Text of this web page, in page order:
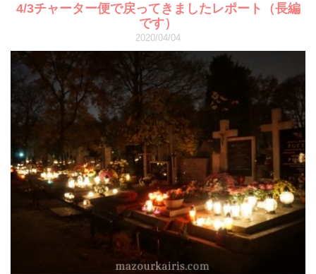
4/3チャーター便で戻ってきましたレポート（長編
です）
2020/04/04